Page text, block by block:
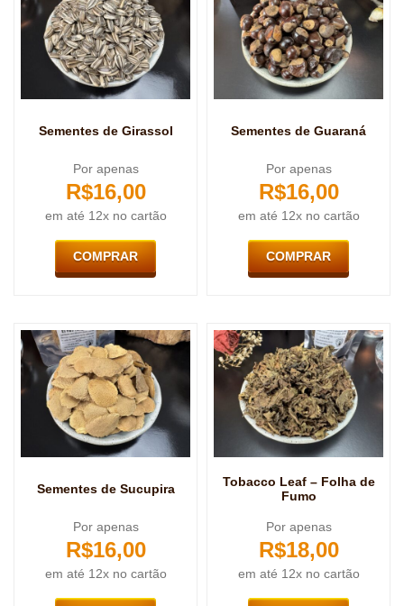
Sementes de Girassol
Por apenas
R$16,00
em até 12x no cartão
COMPRAR
Sementes de Guaraná
Por apenas
R$16,00
em até 12x no cartão
COMPRAR
Sementes de Sucupira
Por apenas
R$16,00
em até 12x no cartão
Tobacco Leaf – Folha de
Fumo
Por apenas
R$18,00
em até 12x no cartão